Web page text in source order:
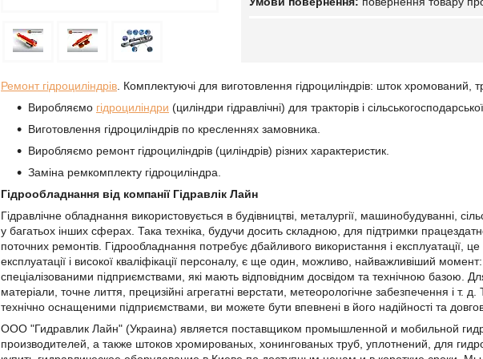
Ремонт гідроциліндрів . Комплектуючі для виготовлення гідроциліндрів: шток хромований,
Виробляємо гідроциліндри (циліндри гідравлічні) для тракторів і сільськогосподарської
Виготовлення гідроциліндрів по кресленнях замовника.
Виробляємо ремонт гідроциліндрів (циліндрів) різних характеристик.
Заміна ремкомплекту гідроциліндра.
Гідрообладнання від компанії Гідравлік Лайн
Гідравлічне обладнання використовується в будівництві, металургії, машинобудуванні,
у багатьох інших сферах. Така техніка, будучи досить складною, для підтримки
поточних ремонтів. Гідрообладнання потребує дбайливого використання і експлуатації,
експлуатації і високої кваліфікації персоналу, є ще один, можливо, найважливіший
спеціалізованими підприємствами, які мають відповідним досвідом та технічною базою. Для
матеріали, точне лиття, прецизійні агрегатні верстати, метеорологічне забезпечення і т.
технічно оснащеними підприємствами, ви можете бути впевнені в його надійності та
ООО "Гидравлик Лайн" (Украина) является поставщиком промышленной и мобильной
производителей, а также штоков хромированых, хонингованых труб, уплотнений, для